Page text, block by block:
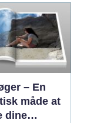
– En
måde at
dine